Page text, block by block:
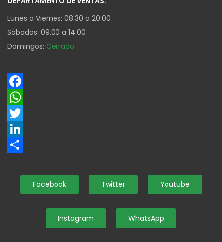
Lunes a Viernes: 08.30 a 20.00
Sábados: 09.00 a 14.00
Domingos: Cerrado
Facebook
WhatsApp
Twitter
LinkedIn
Facebook Twitter Youtube
Instagram WhatsApp